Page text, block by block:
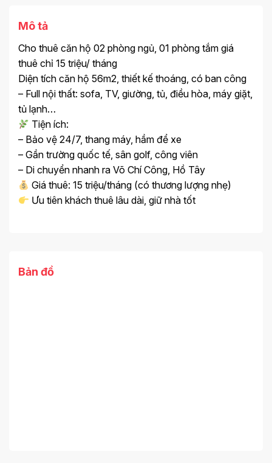
Mô tả
Cho thuê căn hộ 02 phòng ngủ, 01 phòng tắm giá
thuê chỉ 15 triệu/ tháng
Diện tích căn hộ 56m2, thiết kế thoáng, có ban công
– Full nội thất: sofa, TV, giường, tủ, điều hòa, máy giặt,
tủ lạnh…
Tiện ích:
– Bảo vệ 24/7, thang máy, hầm để xe
– Gần trường quốc tế, sân golf, công viên
– Di chuyển nhanh ra Võ Chí Công, Hồ Tây
Giá thuê: 15 triệu/tháng (có thương lượng nhẹ)
Ưu tiên khách thuê lâu dài, giữ nhà tốt
Bản đồ